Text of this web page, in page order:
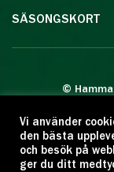
SÄSONGSKORT
©
Eftertryck
Vi använder
den bästa
och besök på
ger du ditt